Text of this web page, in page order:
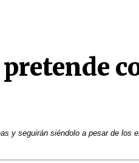
pretende
y seguirán siéndolo a pesar de los